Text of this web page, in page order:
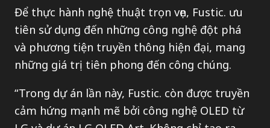
Để thực hành nghệ thuật trọn vẹn, Fustic. ưu
tiên sử dụng đến những công nghệ đột phá
và phương tiện truyền thông hiện đại, mang
những giá trị tiên phong đến công chúng.
“Trong dự án lần này, Fustic. còn được truyền
cảm hứng mạnh mẽ bởi công nghệ OLED từ